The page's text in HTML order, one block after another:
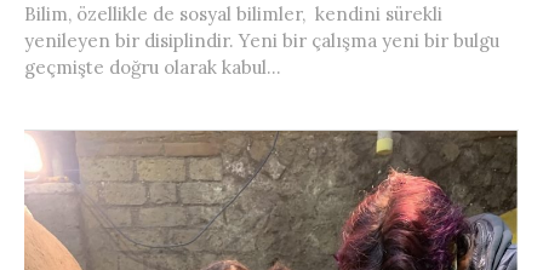
Bilim, özellikle de sosyal bilimler, kendini sürekli
yenileyen bir disiplindir. Yeni bir çalışma yeni bir bulgu
geçmişte doğru olarak kabul...